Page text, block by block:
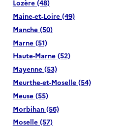
Lozère (48)
Maine-et-Loire (49)
Manche (50)
Marne (51)
Haute-Marne (52)
Mayenne (53)
Meurthe-et-Moselle (54)
Meuse (55)
Morbihan (56)
Moselle (57)